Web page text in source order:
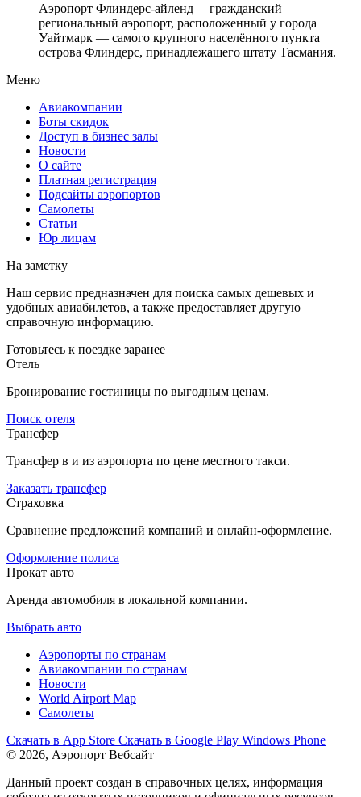
Аэропорт Флиндерс-айленд— гражданский
региональный аэропорт, расположенный у города
Уайтмарк — самого крупного населённого пункта
острова Флиндерс, принадлежащего штату Тасмания.
Меню
Авиакомпании
Боты скидок
Доступ в бизнес залы
Новости
О сайте
Платная регистрация
Подсайты аэропортов
Самолеты
Статьи
Юр лицам
На заметку
Наш сервис предназначен для поиска самых дешевых и
удобных авиабилетов, а также предоставляет другую
справочную информацию.
Готовьтесь к поездке заранее
Отель
Бронирование гостиницы по выгодным ценам.
Поиск отеля
Трансфер
Трансфер в и из аэропорта по цене местного такси.
Заказать трансфер
Страховка
Сравнение предложений компаний и онлайн-оформление.
Оформление полиса
Прокат авто
Аренда автомобиля в локальной компании.
Выбрать авто
Аэропорты по странам
Авиакомпании по странам
Новости
World Airport Map
Самолеты
Скачать в App Store Скачать в Google Play Windows Phone
© 2026, Аэропорт Вебсайт
Данный проект создан в справочных целях, информация